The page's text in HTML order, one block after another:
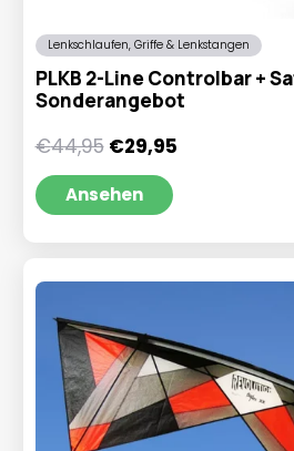
Lenkschlaufen, Griffe & Lenkstangen
PLKB 2-Line Controlbar +
Sonderangebot
€44,95 Ursprünglicher
Preis
war:
€44,95
€29,95Aktueller
Ansehen